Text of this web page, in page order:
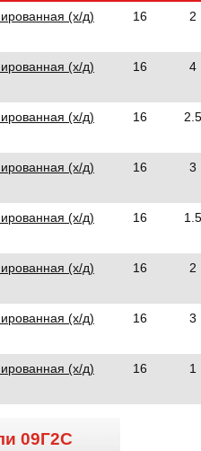
(х/д)
16 2
(х/д)
16 4
(х/д)
16 2.5
(х/д)
16 3
(х/д)
16 1.5
(х/д)
16 2
(х/д)
16 3
(х/д)
16 1
09Г2С